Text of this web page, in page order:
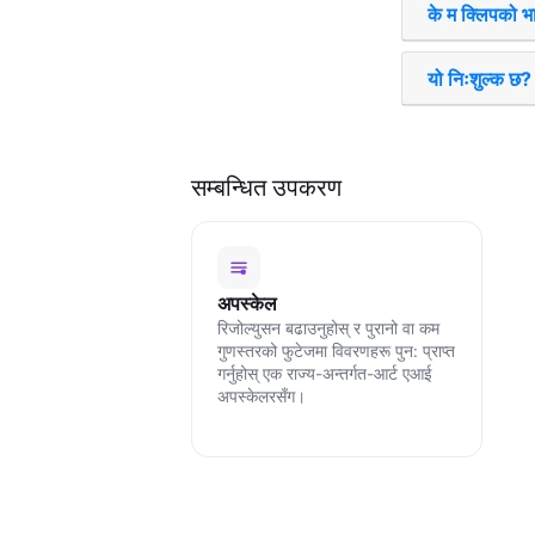
के म क्लिपको
यो निःशुल्क छ?
सम्बन्धित उपकरण
अपस्केल
रिजोल्युसन बढाउनुहोस् र पुरानो वा कम
गुणस्तरको फुटेजमा विवरणहरू पुन: प्राप्त
गर्नुहोस् एक राज्य-अन्तर्गत-आर्ट एआई
अपस्केलरसँग।